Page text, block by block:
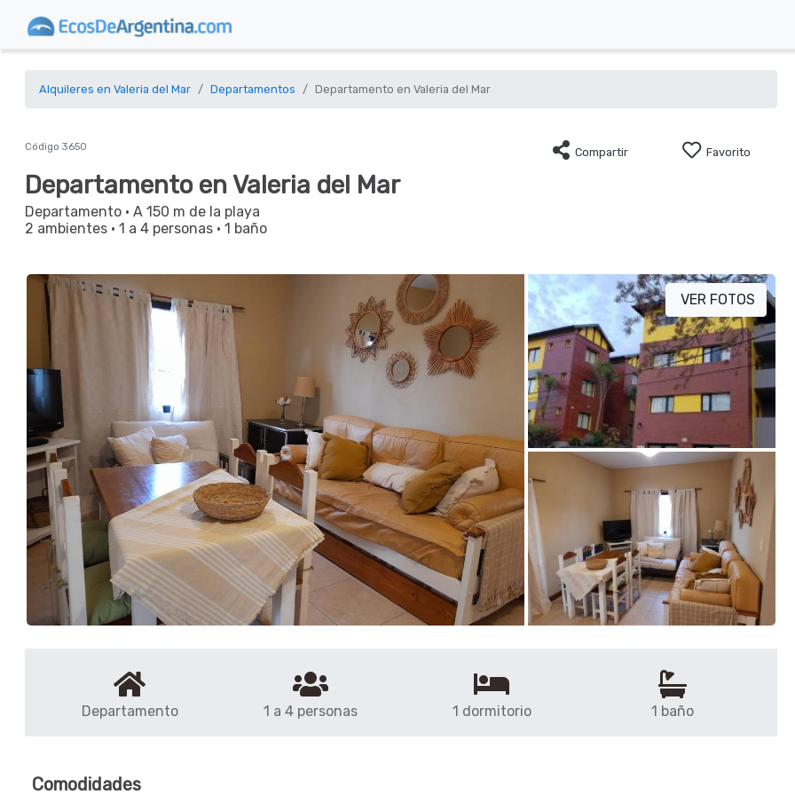
Alquileres en Valeria del Mar Departamentos Departamento en Valeria del Mar
Código 3650 Compartir Favorito
Departamento en Valeria del Mar
Departamento · A 150 m de la playa
2 ambientes · 1 a 4 personas · 1 baño
VER FOTOS
Departamento 1 a 4 personas 1 dormitorio 1 baño
Comodidades